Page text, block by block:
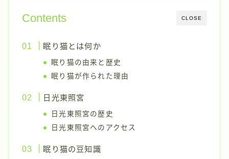
CLOSE
Contents
眠り猫とは何か
眠り猫の由来と歴史
眠り猫が作られた理由
日光東照宮
日光東照宮の歴史
日光東照宮へのアクセス
眠り猫の豆知識